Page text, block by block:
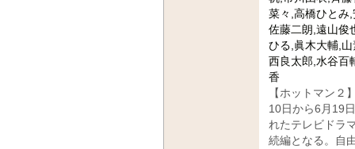
菜々,高橋ひとみ
佐藤二朗,遠山俊
ひる,眞木大輔,
西良太郎,水谷百
香
【ホットマン２
10日から6月19
れたテレビドラ
続編となる。自